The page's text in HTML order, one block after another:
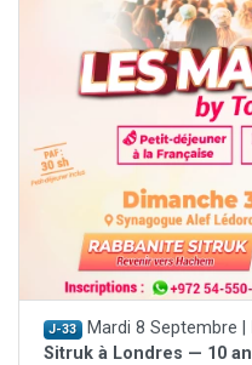
J-33 Mardi 8 Septembre |
Sitruk à Londres — 10